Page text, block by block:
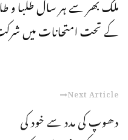
کے تحت امتحانات میں
Next Article
دھوپ کی مدد سے خود کی